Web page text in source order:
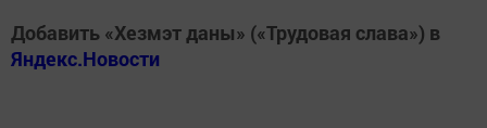
Добавить «Хезмэт даны» («Трудовая слава») в
Яндекс.Новости